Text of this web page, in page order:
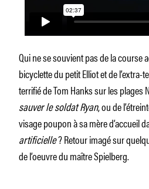
Qui ne se souvient pas de la course
bicyclette du petit Elliot et de l’extra-
terrifié de Tom Hanks sur les plages
sauver le soldat Ryan, ou de
visage poupon à sa mère d’accueil
artificielle? Retour imagé sur
de l’oeuvre du maître Spielberg.